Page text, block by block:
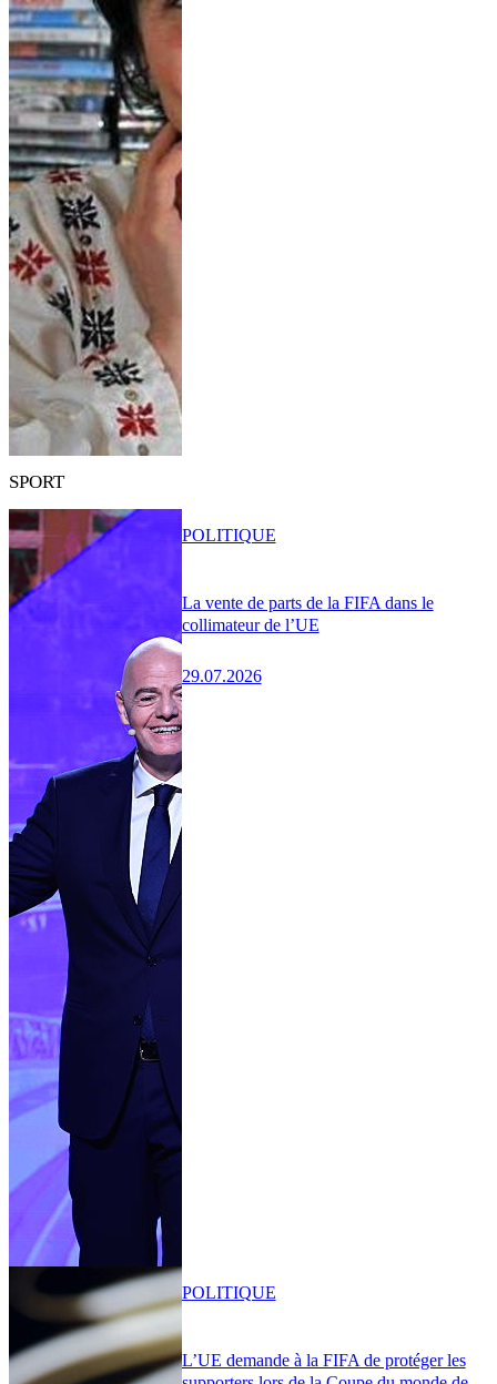
SPORT
La vente de parts de la FIFA dans le
collimateur de l’UE
29.07.2026
POLITIQUE
L’UE demande à la FIFA de protéger les
POLITIQUE